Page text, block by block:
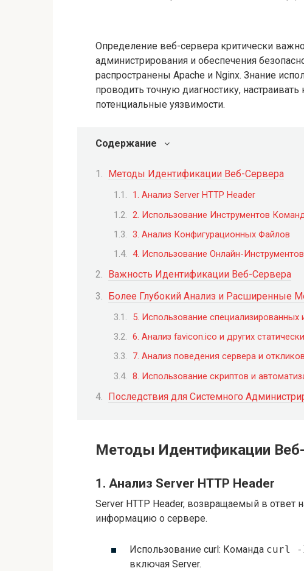
Определение веб-сервера критически
администрирования и обеспечения
распространены Apache и Nginx. Знание
проводить точную диагностику,
потенциальные уязвимости.
Содержание
Методы Идентификации Веб-Сервера
1. Анализ Server HTTP Header
2. Использование Инструментов
3. Анализ Конфигурационных Файлов
4. Использование Онлайн-Инструментов
Важность Идентификации Веб-Сервера
Более Глубокий Анализ и Расширенные
5. Использование специализированных
6. Анализ favicon.ico и других
7. Анализ поведения сервера и
8. Использование скриптов и
Последствия для Системного
Методы Идентификации
1. Анализ Server HTTP Header
Server HTTP Header, возвращаемый в ответ
информацию о сервере.
Использование curl: Команда curl -I
включая Server.